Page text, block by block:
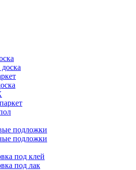
подложки
подложки
под клей
под лак